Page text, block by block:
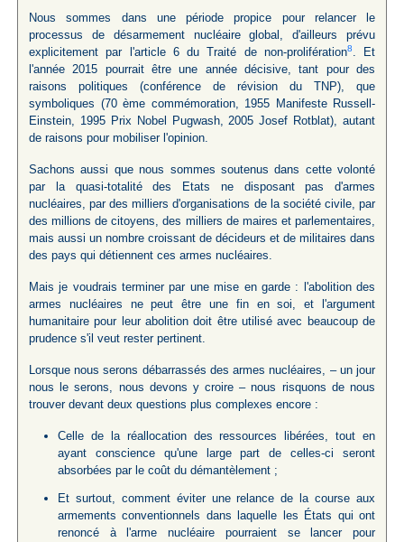
Nous sommes dans une période propice pour relancer le
processus de désarmement nucléaire global, d'ailleurs prévu
explicitement par l'article 6 du Traité de non-prolifération8. Et
l'année 2015 pourrait être une année décisive, tant pour des
raisons politiques (conférence de révision du TNP), que
symboliques (70 ème commémoration, 1955 Manifeste Russell-
Einstein, 1995 Prix Nobel Pugwash, 2005 Josef Rotblat), autant
de raisons pour mobiliser l'opinion.
Sachons aussi que nous sommes soutenus dans cette volonté
par la quasi-totalité des Etats ne disposant pas d'armes
nucléaires, par des milliers d'organisations de la société civile, par
des millions de citoyens, des milliers de maires et parlementaires,
mais aussi un nombre croissant de décideurs et de militaires dans
des pays qui détiennent ces armes nucléaires.
Mais je voudrais terminer par une mise en garde : l'abolition des
armes nucléaires ne peut être une fin en soi, et l'argument
humanitaire pour leur abolition doit être utilisé avec beaucoup de
prudence s'il veut rester pertinent.
Lorsque nous serons débarrassés des armes nucléaires, – un jour
nous le serons, nous devons y croire – nous risquons de nous
trouver devant deux questions plus complexes encore :
Celle de la réallocation des ressources libérées, tout en
ayant conscience qu'une large part de celles-ci seront
absorbées par le coût du démantèlement ;
Et surtout, comment éviter une relance de la course aux
armements conventionnels dans laquelle les États qui ont
renoncé à l'arme nucléaire pourraient se lancer pour